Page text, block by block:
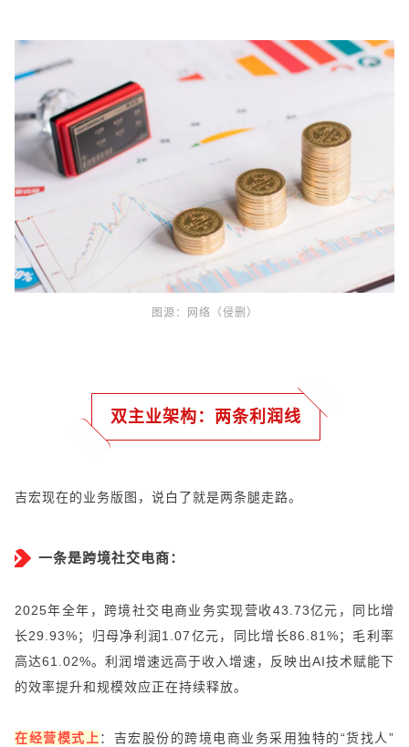
图源： 网络（侵删）
双主业架构：两条利润线
吉宏现在的业务版图，说白了就是两条腿走路。
一条是跨境社交电商：
2025年全年，跨境社交电商业务实现营收43.73亿元，同比增
长29.93%；归母净利润1.07亿元，同比增长86.81%；毛利率
高达61.02%。利润增速远高于收入增速，反映出AI技术赋能下
的效率提升和规模效应正在持续释放。
在经营模式上 ：吉宏股份的跨境电商业务采用独特的“货找人”